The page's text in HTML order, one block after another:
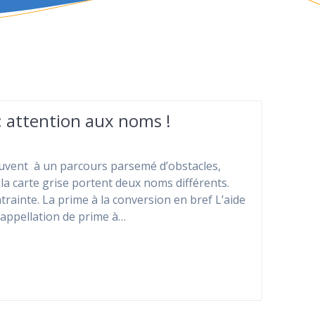
attention aux noms !
à un parcours parsemé d’obstacles,
carte grise portent deux noms différents.
La prime à la conversion en bref L’aide
de prime à…